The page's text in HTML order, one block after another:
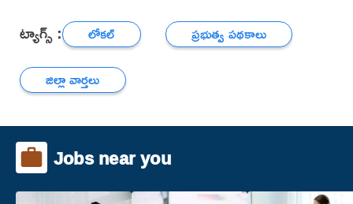
ట్యాగ్స్ : లోకల్
ప్రభుత్వ పథకాలు
జిల్లా వార్తలు
Jobs near you